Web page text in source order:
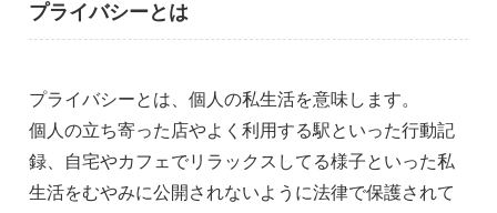
プライバシーとは
プライバシーとは、個人の私生活を意味します。
個人の立ち寄った店やよく利用する駅といった行動記
録、自宅やカフェでリラックスしてる様子といった私
生活をむやみに公開されないように法律で保護されて